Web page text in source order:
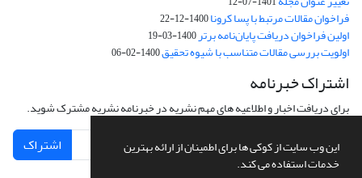
این وب سایت از کوکی ها برای اطمینان از ارائه بهترین
خدمات استفاده می کند.
فراخوان مقالات مرتبط با پسا کرونا1400-12-22
اولین فراخوان دریافت پایان‌نامه برتر1400-03-19
اولویت بررسی مقالات متناسب با شیوه تحقیق1400-02-06
اشتراک خبرنامه
برای دریافت اخبار و اطلاعیه های مهم نشریه در خبرنامه نشریه مشترک شوید.
اشتراک